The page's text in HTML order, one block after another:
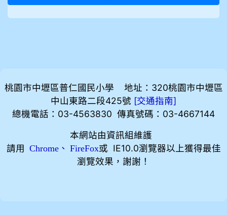
桃園市中壢區普仁國民小學 地址：320桃園市中壢區
中山東路二段425號 [交通指南]
總機電話：03-4563830 傳真號碼：03-4667144
本網站由資訊組維護
請用
Chrome、 FireFox或 IE10.0瀏覽器以上獲得最佳
瀏覽效果，謝謝！